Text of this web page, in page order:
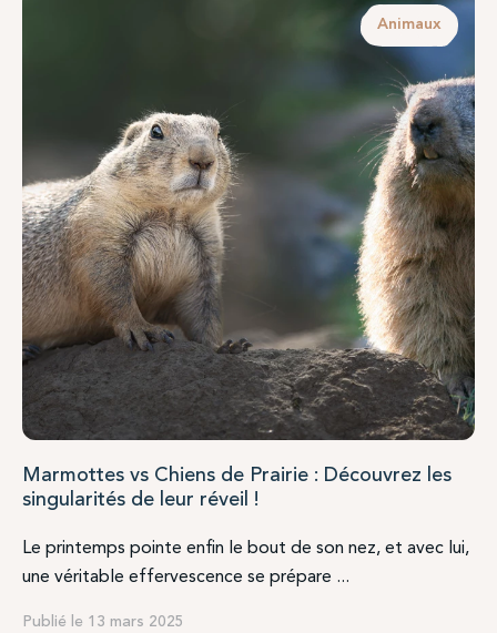
Animaux
Marmottes vs Chiens de Prairie : Découvrez les
singularités de leur réveil !
Le printemps pointe enfin le bout de son nez, et avec lui,
une véritable effervescence se prépare ...
Publié le 13 mars 2025